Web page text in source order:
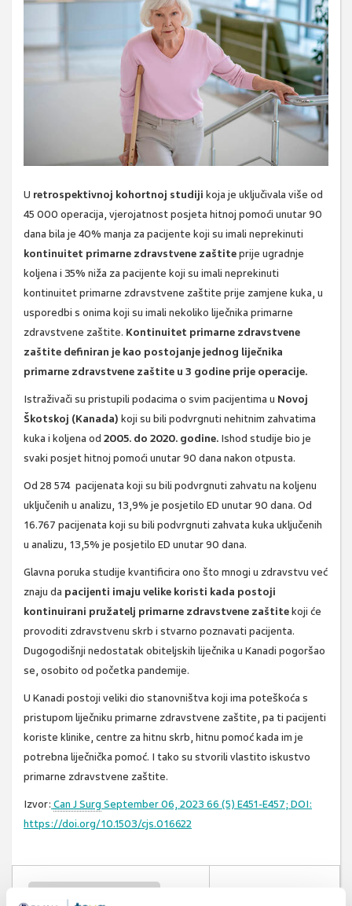
U retrospektivnoj kohortnoj studiji koja je uključivala više od
45 000 operacija, vjerojatnost posjeta hitnoj pomoći unutar 90
dana bila je 40% manja za pacijente koji su imali neprekinuti
kontinuitet primarne zdravstvene zaštiteprije ugradnje
koljena i 35% niža za pacijente koji su imali neprekinuti
kontinuitet primarne zdravstvene zaštite prije zamjene kuka, u
usporedbi s onima koji su imali nekoliko liječnika primarne
zdravstvene zaštite. Kontinuitet primarne zdravstvene
zaštite definiran je kao postojanje jednog liječnika
primarne zdravstvene zaštite u 3 godine prije operacije.
Istraživači su pristupili podacima o svim pacijentima u Novoj
Škotskoj (Kanada) koji su bili podvrgnuti nehitnim zahvatima
kuka i koljena od 2005. do 2020. godine. Ishod studije bio je
svaki posjet hitnoj pomoći unutar 90 dana nakon otpusta.
Od 28 574 pacijenata koji su bili podvrgnuti zahvatu na koljenu
uključenih u analizu, 13,9% je posjetilo ED unutar 90 dana. Od
16.767 pacijenata koji su bili podvrgnuti zahvata kuka uključenih
u analizu, 13,5% je posjetilo ED unutar 90 dana.
Glavna poruka studije kvantificira ono što mnogi u zdravstvu već
znaju da pacijenti imaju velike koristi kada postoji
kontinuirani pružatelj primarne zdravstvene zaštitekoji će
provoditi zdravstvenu skrb i stvarno poznavati pacijenta.
Dugogodišnji nedostatak obiteljskih liječnika u Kanadi pogoršao
se, osobito od početka pandemije.
U Kanadi postoji veliki dio stanovništva koji ima poteškoća s
pristupom liječniku primarne zdravstvene zaštite, pa ti pacijenti
koriste klinike, centre za hitnu skrb, hitnu pomoć kada im je
potrebna liječnička pomoć. I tako su stvorili vlastito iskustvo
primarne zdravstvene zaštite.
Izvor: Can J Surg September 06, 2023 66 (5) E451-E457; DOI:
https://doi.org/10.1503/cjs.016622